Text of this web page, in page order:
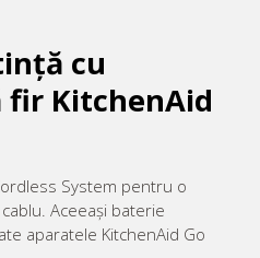
cu
KitchenAid
System pentru o
Aceeași baterie
aparatele KitchenAid Go